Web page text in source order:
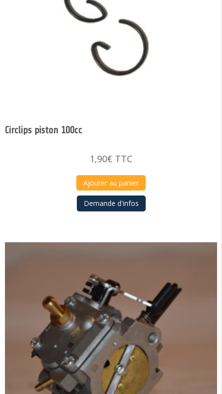
Circlips piston 100cc
1,90€ TTC
Ajouter au panier
Demande d'infos